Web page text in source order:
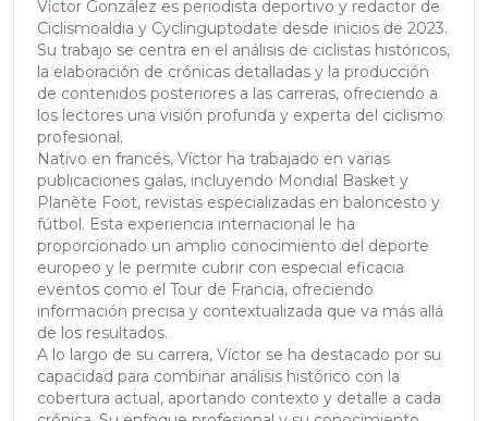
Víctor González es periodista deportivo y redactor de
Ciclismoaldia y Cyclinguptodate desde inicios de 2023.
Su trabajo se centra en el análisis de ciclistas históricos,
la elaboración de crónicas detalladas y la producción
de contenidos posteriores a las carreras, ofreciendo a
los lectores una visión profunda y experta del ciclismo
profesional.
Nativo en francés, Víctor ha trabajado en varias
publicaciones galas, incluyendo Mondial Basket y
Planète Foot, revistas especializadas en baloncesto y
fútbol. Esta experiencia internacional le ha
proporcionado un amplio conocimiento del deporte
europeo y le permite cubrir con especial eficacia
eventos como el Tour de Francia, ofreciendo
información precisa y contextualizada que va más allá
de los resultados.
A lo largo de su carrera, Víctor se ha destacado por su
capacidad para combinar análisis histórico con la
cobertura actual, aportando contexto y detalle a cada